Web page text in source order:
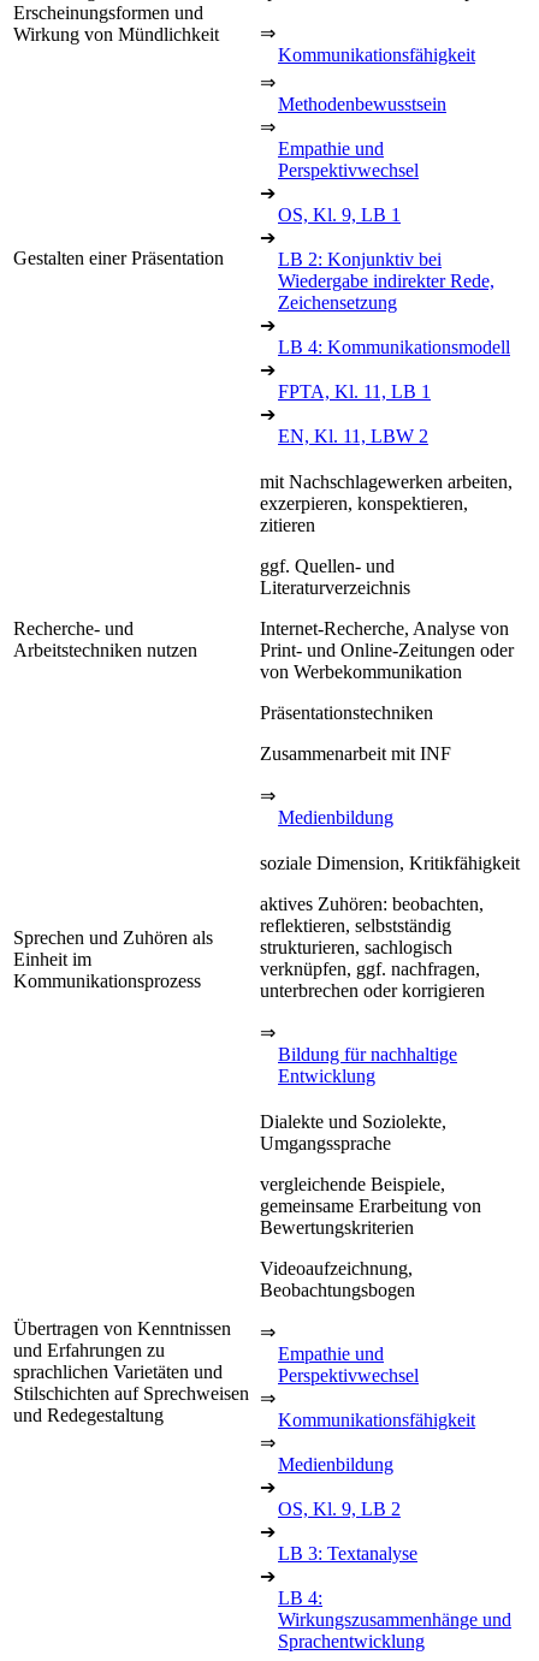
Erscheinungsformen und
Wirkung von Mündlichkeit
⇒
Kommunikationsfähigkeit
Gestalten einer Präsentation
⇒
Methodenbewusstsein
⇒
Empathie und
Perspektivwechsel
➔
OS, Kl. 9, LB 1
➔
LB 2: Konjunktiv bei
Wiedergabe indirekter Rede,
Zeichensetzung
➔
LB 4: Kommunikationsmodell
➔
FPTA, Kl. 11, LB 1
➔
EN, Kl. 11, LBW 2
Recherche- und
Arbeitstechniken nutzen
mit Nachschlagewerken arbeiten,
exzerpieren, konspektieren,
zitieren
ggf. Quellen- und
Literaturverzeichnis
Internet-Recherche, Analyse von
Print- und Online-Zeitungen oder
von Werbekommunikation
Präsentationstechniken
Zusammenarbeit mit INF
⇒
Medienbildung
Sprechen und Zuhören als
Einheit im
Kommunikationsprozess
soziale Dimension, Kritikfähigkeit
aktives Zuhören: beobachten,
reflektieren, selbstständig
strukturieren, sachlogisch
verknüpfen, ggf. nachfragen,
unterbrechen oder korrigieren
⇒
Bildung für nachhaltige
Entwicklung
Übertragen von Kenntnissen
und Erfahrungen zu
sprachlichen Varietäten und
Stilschichten auf Sprechweisen
und Redegestaltung
Dialekte und Soziolekte,
Umgangssprache
vergleichende Beispiele,
gemeinsame Erarbeitung von
Bewertungskriterien
Videoaufzeichnung,
Beobachtungsbogen
⇒
Empathie und
Perspektivwechsel
⇒
Kommunikationsfähigkeit
⇒
Medienbildung
➔
OS, Kl. 9, LB 2
➔
LB 3: Textanalyse
➔
LB 4:
Wirkungszusammenhänge und
Sprachentwicklung